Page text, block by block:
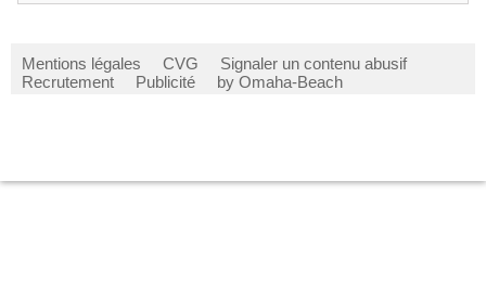
Mentions légales CVG
Signaler un contenu abusif
Recrutement
Publicité by Omaha-Beach